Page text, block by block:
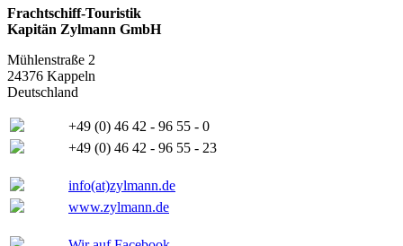
Frachtschiff-Touristik
Kapitän Zylmann GmbH
Mühlenstraße 2
24376 Kappeln
Deutschland
+49 (0) 46 42 - 96 55 - 0
+49 (0) 46 42 - 96 55 - 23
info(at)zylmann.de
www.zylmann.de